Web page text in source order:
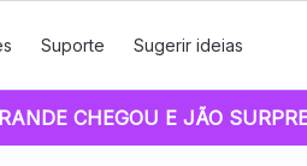
Suporte Sugerir ideias
CHEGOU E JÃO